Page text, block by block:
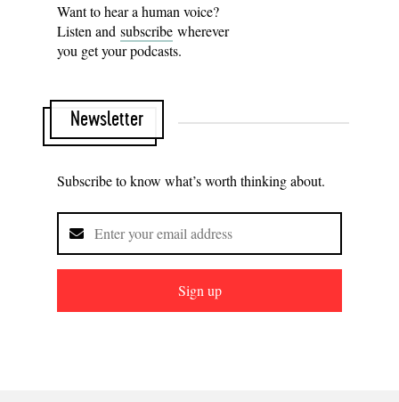
Want to hear a human voice?
Listen and subscribe wherever
you get your podcasts.
Newsletter
Subscribe to know what’s worth thinking about.
Sign up